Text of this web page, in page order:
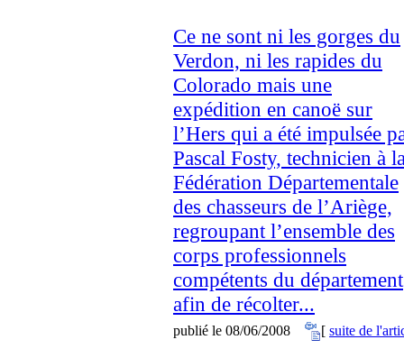
Ce ne sont ni les gorges du
Verdon, ni les rapides du
Colorado mais une
expédition en canoë sur
l’Hers qui a été impulsée
Pascal Fosty, technicien à
Fédération Départementale
des chasseurs de l’Ariège,
regroupant l’ensemble des
corps professionnels
compétents du département
afin de récolter...
publié le 08/06/2008 [ suite de